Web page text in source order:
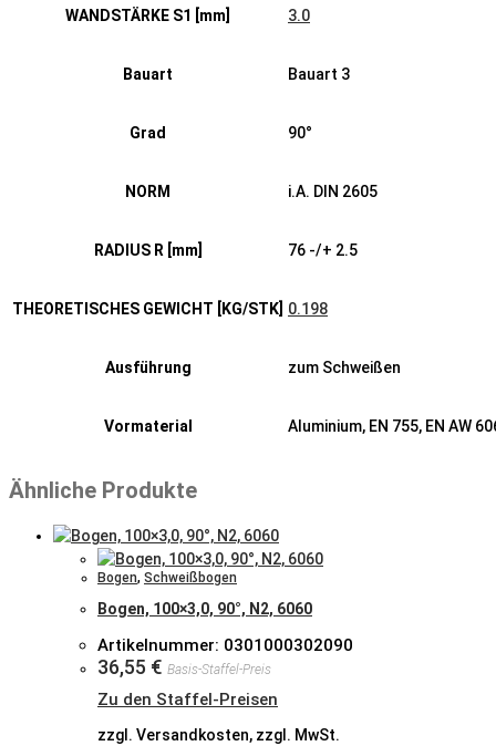
WANDSTÄRKE S1 [mm] 3.0
Bauart Bauart 3
Grad 90°
NORM i.A. DIN 2605
RADIUS R [mm] 76 -/+ 2.5
THEORETISCHES GEWICHT [KG/STK] 0.198
Ausführung zum Schweißen
Vormaterial Aluminium, EN 755, EN AW
Ähnliche Produkte
Bogen, Schweißbogen
Bogen, 100×3,0, 90°, N2, 6060
Artikelnummer: 0301000302090
36,55 € Basis-Staffel-Preis
Zu den Staffel-Preisen
zzgl. Versandkosten, zzgl. MwSt.